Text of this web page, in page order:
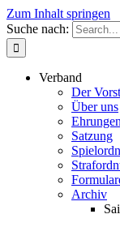
Zum Inhalt springen
Suche nach:
Verband
Der
Über uns
Ehrungen
Satzung
Archiv